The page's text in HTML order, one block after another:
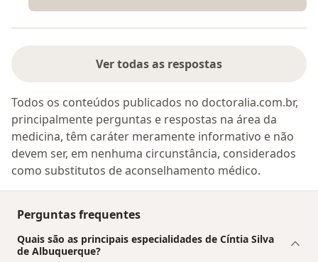
Ver todas as respostas
Todos os conteúdos publicados no doctoralia.com.br,
principalmente perguntas e respostas na área da
medicina, têm caráter meramente informativo e não
devem ser, em nenhuma circunstância, considerados
como substitutos de aconselhamento médico.
Perguntas frequentes
Quais são as principais especialidades de Cíntia Silva
de Albuquerque?